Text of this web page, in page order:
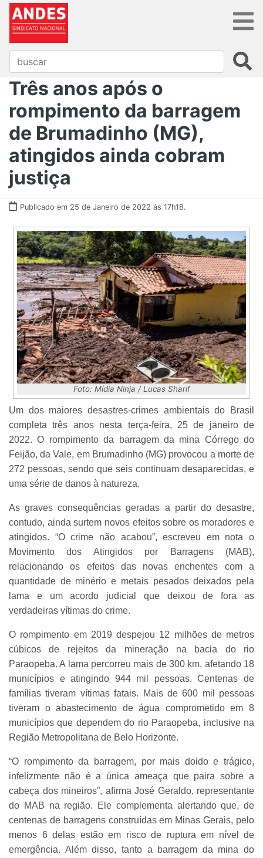
Três anos após o
rompimento da barragem
de Brumadinho (MG),
atingidos ainda cobram
justiça
Publicado em 25 de Janeiro de 2022 às 17h18.
Foto: Mídia Ninja / Lucas Sharif
Um dos maiores desastres-crimes ambientais do Brasil
completa três anos nesta terça-feira, 25 de janeiro de
2022. O rompimento da barragem da mina Córrego do
Feijão, da Vale, em Brumadinho (MG) provocou a morte de
272 pessoas, sendo que seis continuam desaparecidas, e
uma série de danos à natureza.
As graves consequências geradas a partir do desastre,
contudo, ainda surtem novos efeitos sobre os moradores e
atingidos. “O crime não acabou”, escreveu em nota o
Movimento dos Atingidos por Barragens (MAB),
relacionando os efeitos das novas enchentes com a
quantidade de minério e metais pesados deixados pela
lama e um acordo judicial que deixou de fora as
verdadeiras vítimas do crime.
O rompimento em 2019 despejou 12 milhões de metros
cúbicos de rejeitos da mineração na bacia do rio
Paraopeba. A lama percorreu mais de 300 km, afetando 18
municípios e atingindo 944 mil pessoas. Centenas de
famílias tiveram vítimas fatais. Mais de 600 mil pessoas
tiveram o abastecimento de água comprometido em 8
municípios que dependem do rio Paraopeba, inclusive na
Região Metropolitana de Belo Horizonte.
“O rompimento da barragem, por mais doido e trágico,
infelizmente não é a única ameaça que paira sobre a
cabeça dos mineiros”, afirma José Geraldo, representante
do MAB na região. Ele complementa alertando que, de
centenas de barragens construídas em Minas Gerais, pelo
menos 6 delas estão em risco de ruptura em nível de
emergência. Além disso, tanto a barragem da mina do